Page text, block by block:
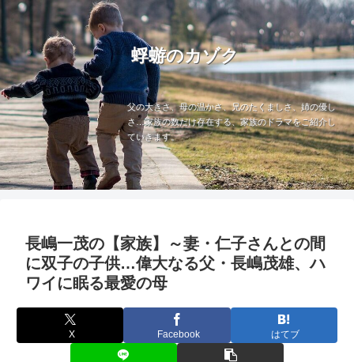
蜉蝣のカゾク
父の大きさ、母の温かさ、兄のたくましさ、姉の優し
さ…家族の数だけ存在する、家族のドラマをご紹介し
ていきます。
長嶋一茂の【家族】～妻・仁子さんとの間
に双子の子供…偉大なる父・長嶋茂雄、ハ
ワイに眠る最愛の母
X Facebook はてブ